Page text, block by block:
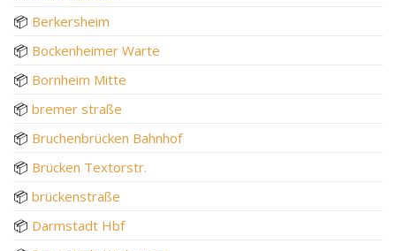
📦 Berkersheim
📦 Bockenheimer Warte
📦 Bornheim Mitte
📦 bremer straße
📦 Bruchenbrücken Bahnhof
📦 Brücken Textorstr.
📦 brückenstraße
📦 Darmstadt Hbf